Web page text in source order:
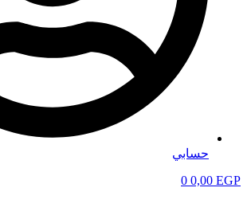
حسابي
0,00 EGP
0